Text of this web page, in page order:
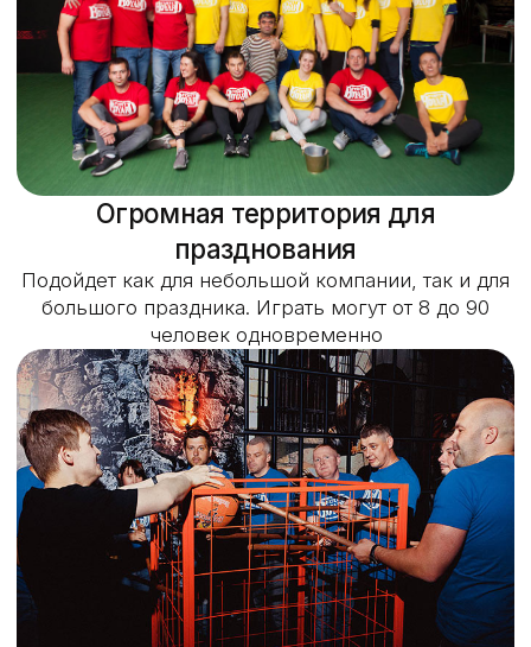
Масштабное оборудование,
декорации и реквизит
Стильный антураж и мастерская работа артистов-
аниматоров погружают в атмосферу игры
Насыщенная программа
Увлекательная командная игра, интерактивная
сценическая постановка, дискотека и
праздничный стол, составленный по вашим
предпочтениям